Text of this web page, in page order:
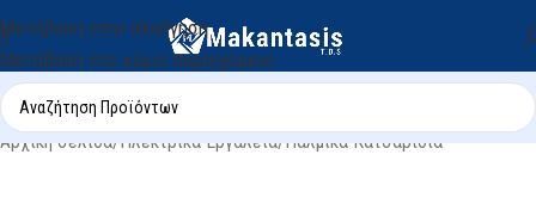
Μετάβαση στην πλοήγηση
Μετάβαση στο κύριο περιεχόμενο
Αρχική σελίδα/Ηλεκτρικά Εργαλεία/Παλμικά Κατσαβίδια